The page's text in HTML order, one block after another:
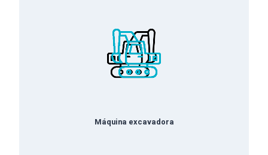
Máquina excavadora